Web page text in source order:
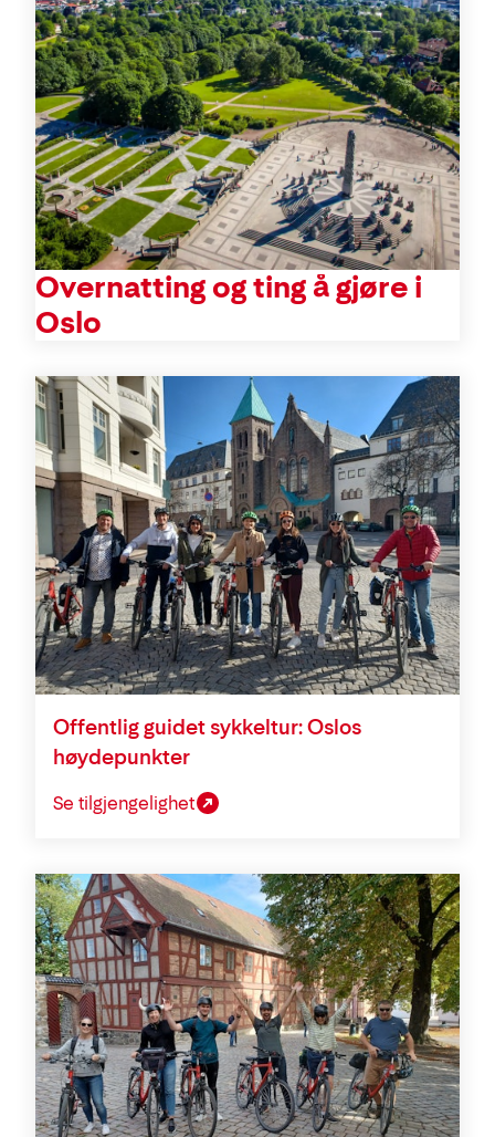
Overnatting og ting å gjøre i
Oslo
Offentlig guidet sykkeltur: Oslos
høydepunkter
Se tilgjengelighet